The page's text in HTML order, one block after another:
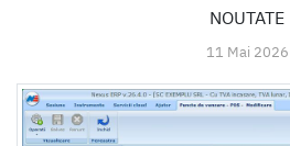
NOUTATE
11 Mai 2026